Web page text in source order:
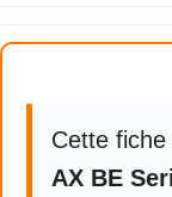
Cette
AX BE